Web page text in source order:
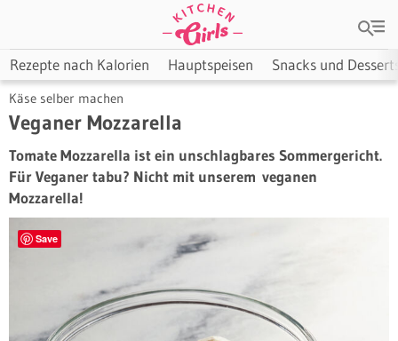
Rezepte nach Kalorien Hauptspeisen Snacks und
Käse selber machen
Veganer Mozzarella
Tomate Mozzarella ist ein unschlagbares Sommergericht.
Für Veganer tabu? Nicht mit unserem veganen
Mozzarella!
Save